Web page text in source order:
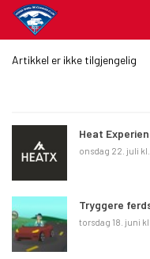
Artikkel er ikke tilgjengelig
Heat
onsdag 22. juli
Tryggere
torsdag 18. juni